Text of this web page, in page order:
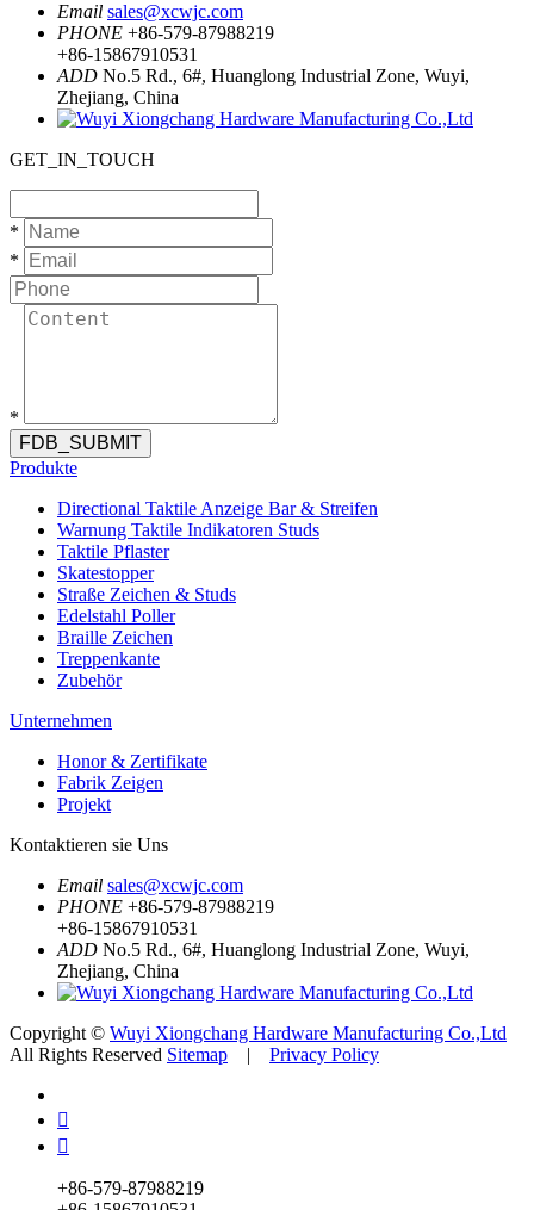
Email sales@xcwjc.com
PHONE +86-579-87988219
+86-15867910531
ADD No.5 Rd., 6#, Huanglong Industrial Zone, Wuyi,
Zhejiang, China
GET_IN_TOUCH
*
*
*
FDB_SUBMIT
Produkte
Directional Taktile Anzeige Bar & Streifen
Warnung Taktile Indikatoren Studs
Taktile Pflaster
Skatestopper
Straße Zeichen & Studs
Edelstahl Poller
Braille Zeichen
Treppenkante
Zubehör
Unternehmen
Honor & Zertifikate
Fabrik Zeigen
Projekt
Kontaktieren sie Uns
Email sales@xcwjc.com
PHONE +86-579-87988219
+86-15867910531
ADD No.5 Rd., 6#, Huanglong Industrial Zone, Wuyi,
Zhejiang, China
Copyright © Wuyi Xiongchang Hardware Manufacturing Co.,Ltd
All Rights Reserved Sitemap | Privacy Policy


+86-579-87988219